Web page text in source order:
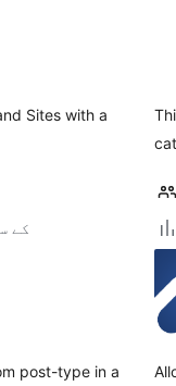
Sites with a
6.8.6
post-type in a